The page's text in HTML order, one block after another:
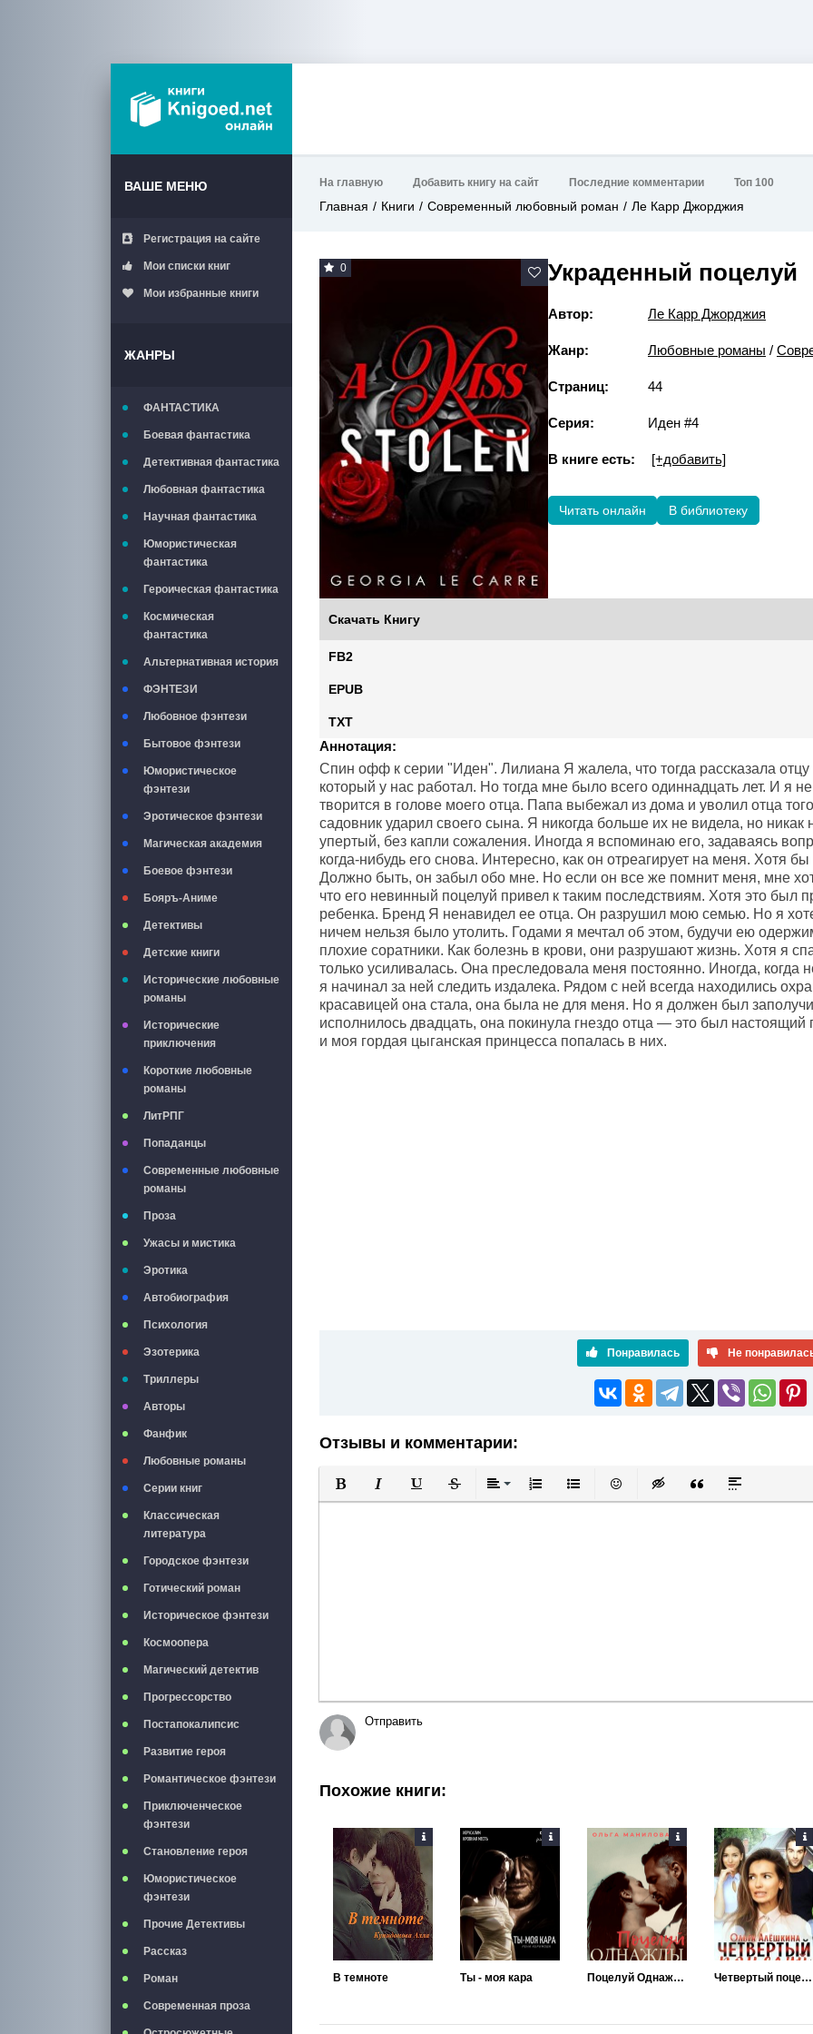
ВАШЕ МЕНЮ
Регистрация на сайте
Мои списки книг
Мои избранные книги
ЖАНРЫ
ФАНТАСТИКА
Боевая фантастика
Детективная фантастика
Любовная фантастика
Научная фантастика
Юмористическая
фантастика
Героическая фантастика
Космическая
фантастика
Альтернативная история
ФЭНТЕЗИ
Любовное фэнтези
Бытовое фэнтези
Юмористическое
фэнтези
Эротическое фэнтези
Магическая академия
Боевое фэнтези
Бояръ-Аниме
Детективы
Детские книги
Исторические любовные
романы
Исторические
приключения
Короткие любовные
романы
ЛитРПГ
Попаданцы
Современные любовные
романы
Проза
Ужасы и мистика
Эротика
Автобиография
Психология
Эзотерика
Триллеры
Авторы
Фанфик
Любовные романы
Серии книг
Классическая
литература
Городское фэнтези
Готический роман
Историческое фэнтези
Космоопера
Магический детектив
Прогрессорство
Постапокалипсис
Развитие героя
Романтическое фэнтези
Приключенческое
фэнтези
Становление героя
Юмористическое
фэнтези
Прочие Детективы
Рассказ
Роман
Современная проза
На главную Добавить книгу на сайт Последние комментарии Топ 100
Главная Книги Современный любовный роман Ле Карр Джорджия
0 Украденный поцелуй
Автор: Ле Карр Джорджия
Жанр: Любовные романы /
Страниц: 44
Серия: Иден #4
В книге есть: [+добавить]
Читать онлайн В библиотеку
Скачать Книгу
FB2
EPUB
TXT
Аннотация:
Спин офф к серии "Иден". Лилиана Я жалела, что тогда рассказала
который у нас работал. Но тогда мне было всего одиннадцать лет. И я
творится в голове моего отца. Папа выбежал из дома и уволил отца
садовник ударил своего сына. Я никогда больше их не видела, но
упертый, без капли сожаления. Иногда я вспоминаю его, задаваясь
когда-нибудь его снова. Интересно, как он отреагирует на меня. Хотя
Должно быть, он забыл обо мне. Но если он все же помнит меня, мне
что его невинный поцелуй привел к таким последствиям. Хотя это был
ребенка. Бренд Я ненавидел ее отца. Он разрушил мою семью. Но я
ничем нельзя было утолить. Годами я мечтал об этом, будучи ею
плохие соратники. Как болезнь в крови, они разрушают жизнь. Хотя я
только усиливалась. Она преследовала меня постоянно. Иногда, когда
я начинал за ней следить издалека. Рядом с ней всегда находились
красавицей она стала, она была не для меня. Но я должен был
исполнилось двадцать, она покинула гнездо отца — это был настоящий
и моя гордая цыганская принцесса попалась в них.
Понравилась Не
Отзывы и комментарии:
Полужирный
КурсивПодчеркнутый
ЗачеркнутыйВыравнивание
Нумерованный список
Маркированный список
Вставить смайлик
Вставка скрытого текста
Вставка цитаты
Вставка
Отправить
Похожие книги:
В темноте Ты - моя кара Поцелуй Однажды: Глава Мафии Четвертый поцелуй